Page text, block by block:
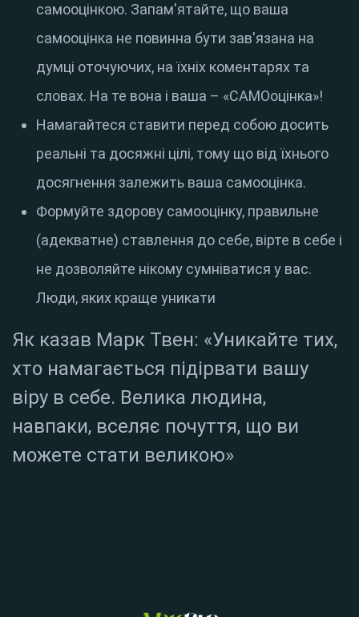
самооцінкою. Запам'ятайте, що ваша
самооцінка не повинна бути зав'язана на
думці оточуючих, на їхніх коментарях та
словах. На те вона і ваша – «САМОоцінка»!
Намагайтеся ставити перед собою досить
реальні та досяжні цілі, тому що від їхнього
досягнення залежить ваша самооцінка.
Формуйте здорову самооцінку, правильне
(адекватне) ставлення до себе, вірте в себе і
не дозволяйте нікому сумніватися у вас.
Люди, яких краще уникати
Як казав Марк Твен: «Уникайте тих,
хто намагається підірвати вашу
віру в себе. Велика людина,
навпаки, вселяє почуття, що ви
можете стати великою»